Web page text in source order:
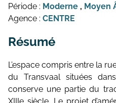
Période : Moderne , Moyen
Agence : CENTRE
Résumé
L’espace compris entre la
du Transvaal situées
conserve une partie du